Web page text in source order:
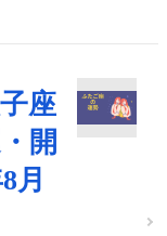
座
開
月